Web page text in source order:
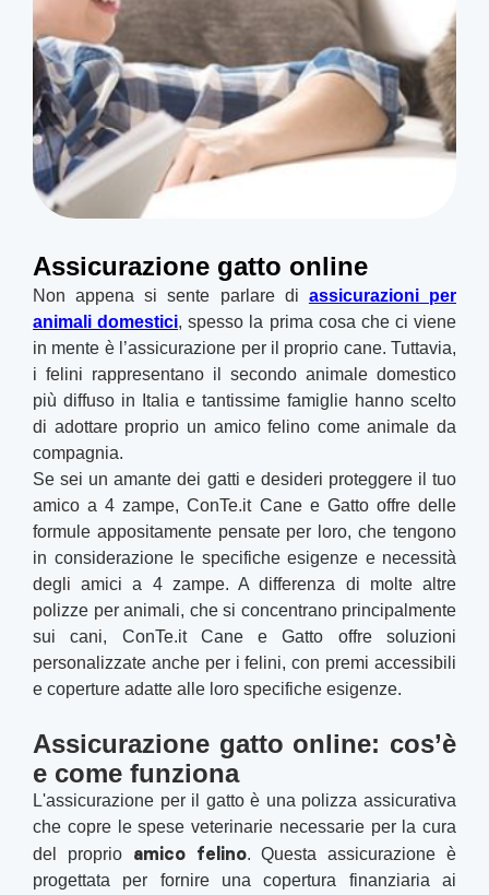
Assicurazione gatto online
Non appena si sente parlare di assicurazioni per
animali domestici, spesso la prima cosa che ci viene
in mente è l’assicurazione per il proprio cane. Tuttavia,
i felini rappresentano il secondo animale domestico
più diffuso in Italia e tantissime famiglie hanno scelto
di adottare proprio un amico felino come animale da
compagnia.
Se sei un amante dei gatti e desideri proteggere il tuo
amico a 4 zampe, ConTe.it Cane e Gatto offre delle
formule appositamente pensate per loro, che tengono
in considerazione le specifiche esigenze e necessità
degli amici a 4 zampe. A differenza di molte altre
polizze per animali, che si concentrano principalmente
sui cani, ConTe.it Cane e Gatto offre soluzioni
personalizzate anche per i felini, con premi accessibili
e coperture adatte alle loro specifiche esigenze.
Assicurazione gatto online: cos’è
e come funziona
L'assicurazione per il gatto è una polizza assicurativa
che copre le spese veterinarie necessarie per la cura
del proprio amico felino. Questa assicurazione è
progettata per fornire una copertura finanziaria ai